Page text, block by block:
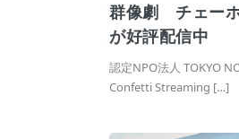
群像劇 チェーホ
が好評配信中
認定NPO法人 TOKYO
Confetti Streaming […]